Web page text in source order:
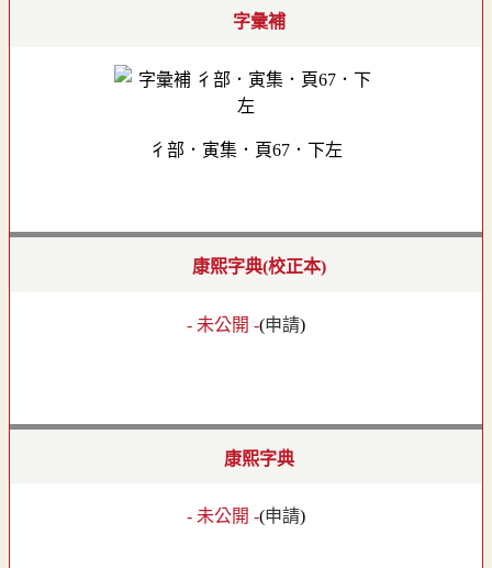
字彙補
彳部．寅集．頁67．下左
康熙字典(校正本)
- 未公開 -(申請)
康熙字典
- 未公開 -(申請)